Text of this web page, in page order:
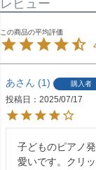
レビュー
あ 1 購入者
投稿日
2025/07/17
子どものピアノ
愛いです。クリ